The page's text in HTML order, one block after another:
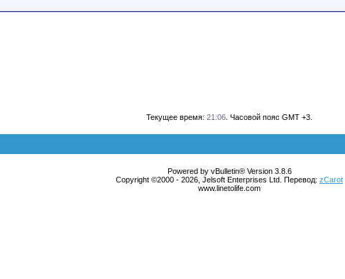
Текущее время: 21:06 . Часовой пояс GMT +3.
Powered by vBulletin® Version 3.8.6
Copyright ©2000 - 2026, Jelsoft Enterprises Ltd. Перевод: zCarot
www.linetolife.com